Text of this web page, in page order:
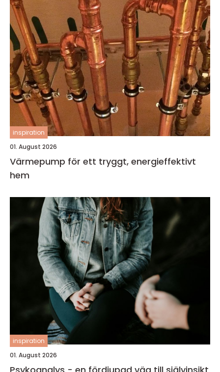
inspiration
01. August 2026
Värmepump för ett tryggt, energieffektivt
hem
inspiration
01. August 2026